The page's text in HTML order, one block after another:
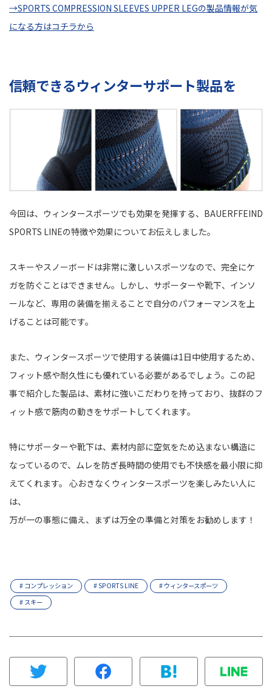
→SPORTS COMPRESSION SLEEVES UPPER LEGの製品情報が気
になる方はコチラから
信頼できるウィンターサポート製品を
今回は、ウィンタースポーツでも効果を発揮する、BAUERFFEIND
SPORTS LINEの特徴や効果についてお伝えしました。
スキーやスノーボードは非常に激しいスポーツなので、完全にケ
ガを防ぐことはできません。しかし、サポーターや靴下、インソ
ールなど、専用の装備を揃えることで自分のパフォーマンスを上
げることは可能です。
また、ウィンタースポーツで使用する装備は1日中使用するため、
フィット感や耐久性にも優れている必要があるでしょう。この記
事で紹介した製品は、素材に強いこだわりを持っており、抜群のフ
ィット感で筋肉の動きをサポートしてくれます。
特にサポーターや靴下は、素材内部に空気をため込まない構造に
なっているので、ムレを防ぎ長時間の使用でも不快感を最小限に抑
えてくれます。 心おきなくウィンタースポーツを楽しみたい人に
は、
万が一の事態に備え、まずは万全の準備と対策をお勧めします！
# コンプレッション # SPORTS LINE
# ウィンタースポーツ
# スキー